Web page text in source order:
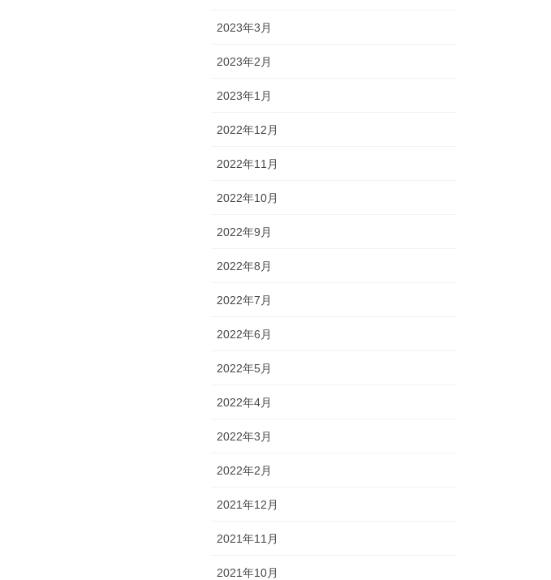
2023年3月
2023年2月
2023年1月
2022年12月
2022年11月
2022年10月
2022年9月
2022年8月
2022年7月
2022年6月
2022年5月
2022年4月
2022年3月
2022年2月
2021年12月
2021年11月
2021年10月